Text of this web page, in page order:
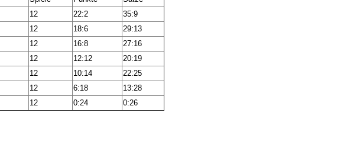
12 22:2
35:9
12 18:6
29:13
12 16:8
27:16
12 12:12
20:19
12 10:14
22:25
12 6:18
13:28
12 0:24 0:26